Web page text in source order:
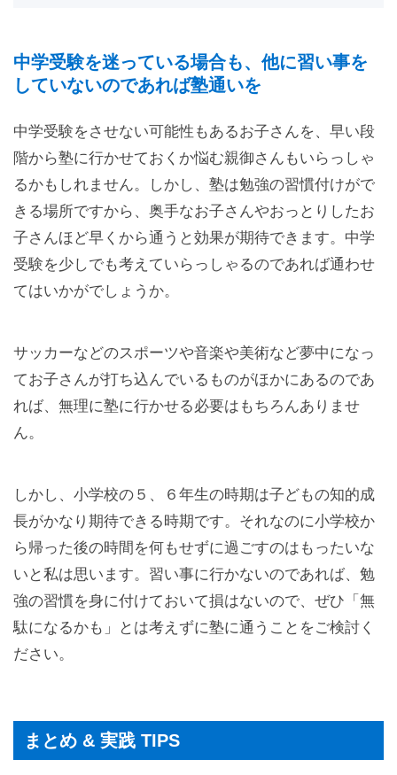
中学受験を迷っている場合も、他に習い事を
していないのであれば塾通いを
中学受験をさせない可能性もあるお子さんを、早い段
階から塾に行かせておくか悩む親御さんもいらっしゃ
るかもしれません。しかし、塾は勉強の習慣付けがで
きる場所ですから、奥手なお子さんやおっとりしたお
子さんほど早くから通うと効果が期待できます。中学
受験を少しでも考えていらっしゃるのであれば通わせ
てはいかがでしょうか。
サッカーなどのスポーツや音楽や美術など夢中になっ
てお子さんが打ち込んでいるものがほかにあるのであ
れば、無理に塾に行かせる必要はもちろんありませ
ん。
しかし、小学校の５、６年生の時期は子どもの知的成
長がかなり期待できる時期です。それなのに小学校か
ら帰った後の時間を何もせずに過ごすのはもったいな
いと私は思います。習い事に行かないのであれば、勉
強の習慣を身に付けておいて損はないので、ぜひ「無
駄になるかも」とは考えずに塾に通うことをご検討く
ださい。
まとめ & 実践 TIPS